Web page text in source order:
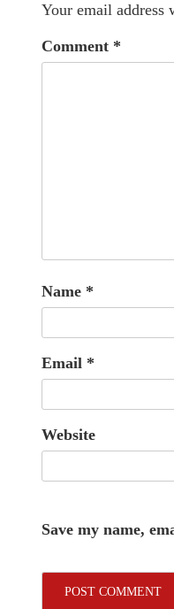
Your email address
Comment *
Name *
Email *
Website
Save my name,